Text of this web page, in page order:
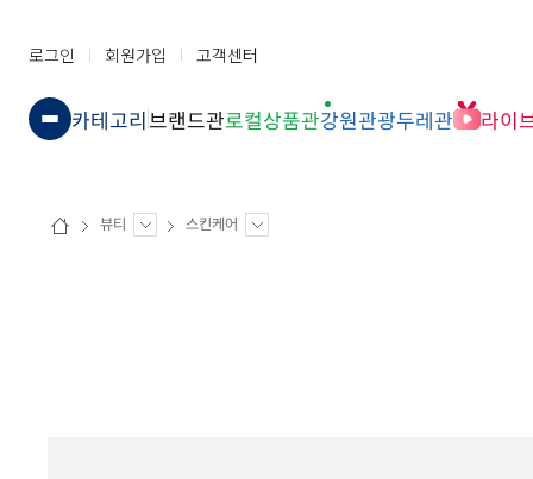
로그인 회원가입 고객센터
카테고리브랜드관로컬상품관강원관광두레관 라이
뷰티 스킨케어